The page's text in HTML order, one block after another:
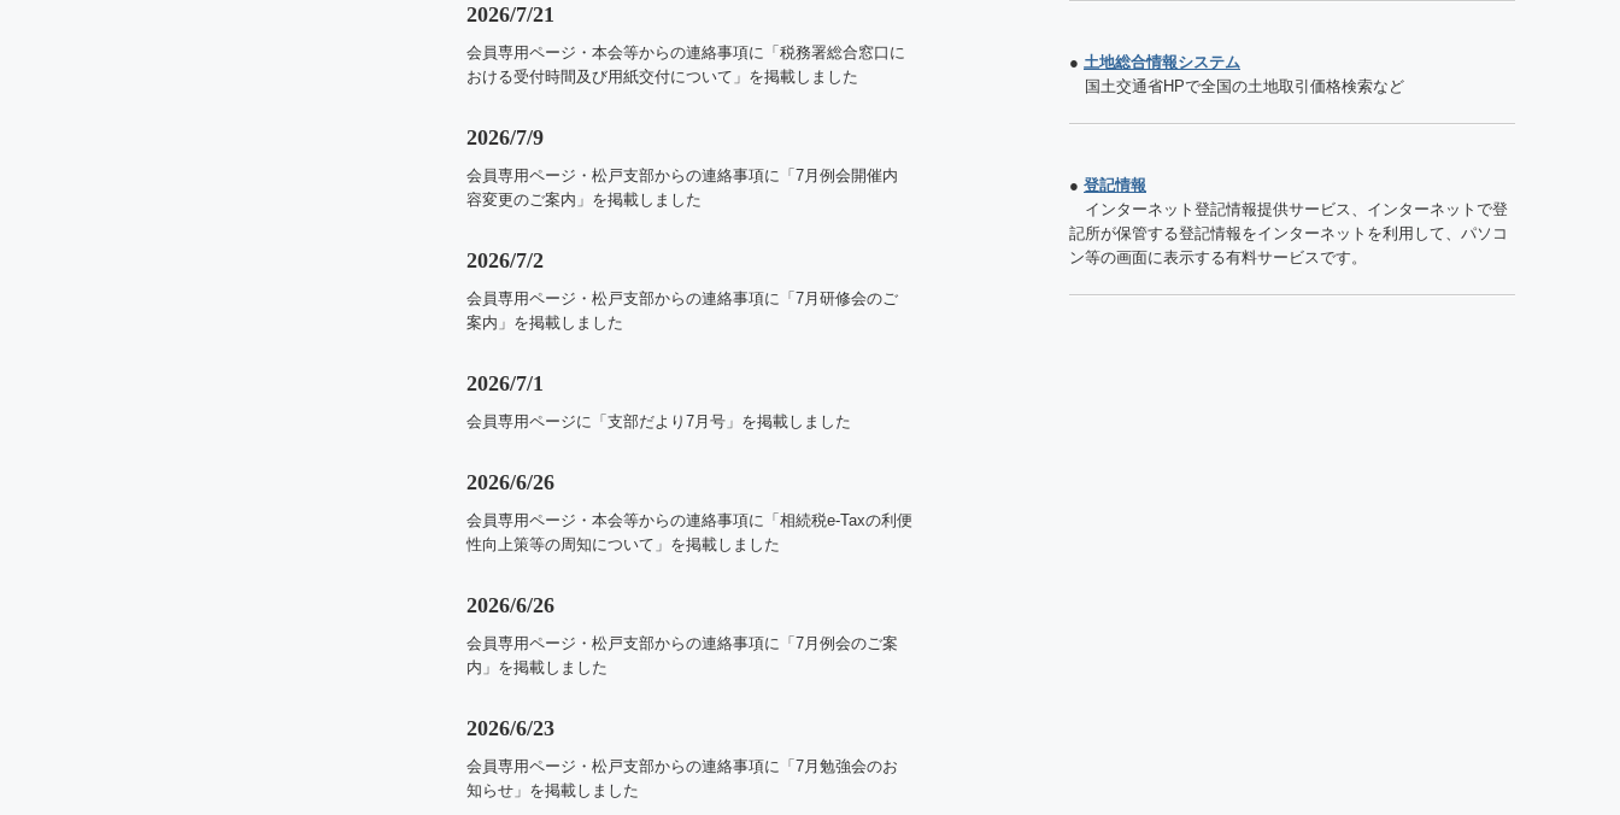
2026/7/21
会員専用ページ・ 本会等からの連絡事項に「税務署総合窓口に
おける受付時間及び用紙交付について」を掲載しました
2026/7/9
会員専用ページ・松戸支部からの連絡事項に「7月例会開催内
容変更のご案内」を掲載しました
2026/7/2
会員専用ページ・松戸支部からの連絡事項に「7月研修会のご
案内」を掲載しました
2026/7/1
会員専用ページに「支部だより7 月号」 を掲載しました
2026/6/26
会員専用ページ・ 本会等からの連絡事項に「相続税e-Taxの利便
性向上策等の周知について」を掲載しました
2026/6/26
会員専用ページ・松戸支部からの連絡事項に「7月例会のご案
内」を掲載しました
2026/6/23
会員専用ページ・松戸支部からの連絡事項に 「7月勉強会のお
知らせ」を掲載しました
● 土地総合情報システム
国土交通省HPで全国の土地取引価格検索など
● 登記情報
インターネット登記情報提供サービス、インターネットで登
記所が保管する登記情報をインターネットを利用して、パソコ
ン等の画面に表示する有料サービスです。